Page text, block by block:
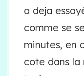
a deja
comme se
minutes, en
cote dans la